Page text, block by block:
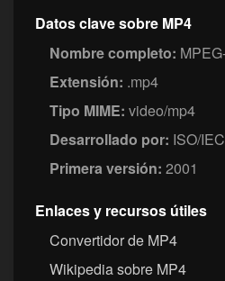
Datos clave sobre MP4
Nombre completo:
Extensión: .mp4
Tipo MIME: video/mp4
Desarrollado por: ISO/IEC
Primera versión: 2001
Enlaces y recursos útiles
Convertidor de MP4
Wikipedia sobre MP4